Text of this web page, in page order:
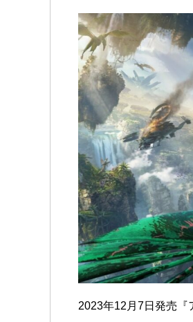
2023年12月7日発売『